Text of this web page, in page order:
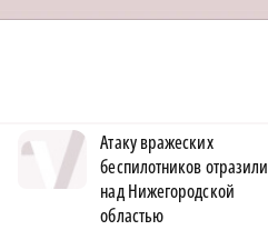
Атаку вражеских
беспилотников отразили
над Нижегородской
областью